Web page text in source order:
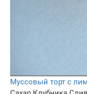
Муссовый торт с